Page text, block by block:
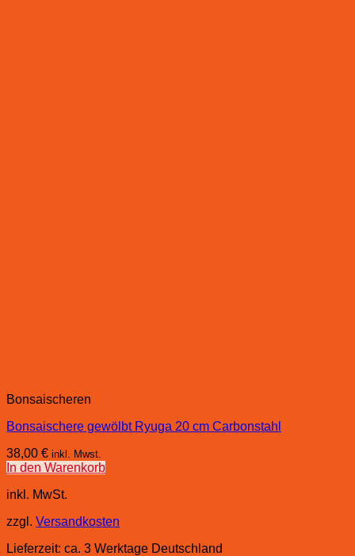
Bonsaischeren
Bonsaischere gewölbt Ryuga 20 cm Carbonstahl
38,00 € inkl. Mwst.
In den Warenkorb
inkl. MwSt.
zzgl. Versandkosten
Lieferzeit: ca. 3 Werktage Deutschland